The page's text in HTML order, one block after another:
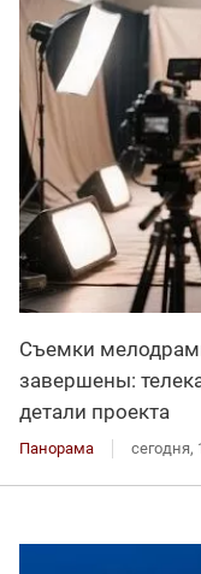
Съемки
завершены:
детали проекта
Панорама сегодня,